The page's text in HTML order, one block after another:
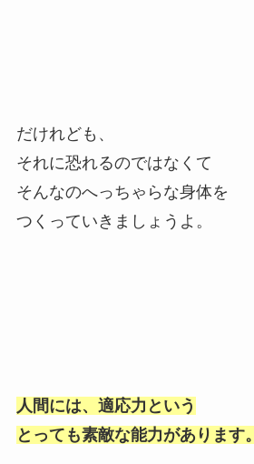
だけれども、
それに恐れるのではなくて
そんなのへっちゃらな身体を
つくっていきましょうよ。
人間には、適応力という
とっても素敵な能力があります。